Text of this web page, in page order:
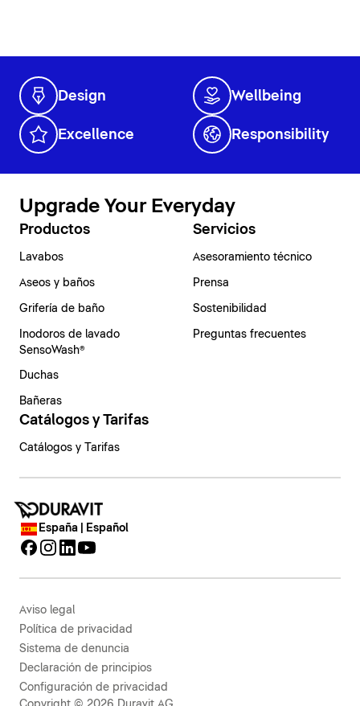
Design Wellbeing
Excellence Responsibility
Upgrade Your Everyday
Productos
Lavabos
Aseos y baños
Grifería de baño
Inodoros de lavado
SensoWash®
Duchas
Bañeras
Servicios
Asesoramiento técnico
Prensa
Sostenibilidad
Preguntas frecuentes
Catálogos y Tarifas
Catálogos y Tarifas
España | Español
Aviso legal
Política de privacidad
Sistema de denuncia
Declaración de principios
Configuración de privacidad